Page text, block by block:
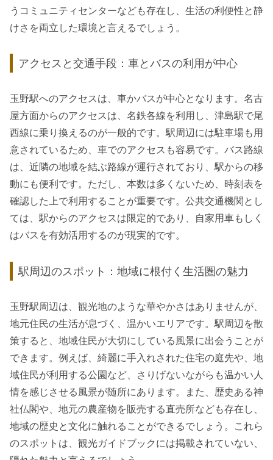
うコミュニティセンターなども存在し、生活の利便性と静
けさを両立した環境と言えるでしょう。
アクセスと交通手段：車とバスの利用が中心
玉野駅へのアクセスは、車かバスが中心となります。名古
屋方面からのアクセスは、名鉄各線を利用し、津島駅で尾
西線に乗り換えるのが一般的です。駅周辺には駐車場も用
意されているため、車でのアクセスも容易です。バス路線
は、近隣の地域を結ぶ路線が運行されており、駅からの移
動にも便利です。ただし、本数は多くないため、時刻表を
確認した上で利用することが重要です。公共交通機関とし
ては、駅からのアクセスは限定的であり、自家用車もしく
はバスを有効活用するのが現実的です。
駅周辺のスポット：地域に根付く生活圏の魅力
玉野駅周辺は、観光地のような華やかさはありませんが、
地元住民の生活が息づく、温かいエリアです。駅周辺を散
策すると、地域住民が大切にしている風景に出会うことが
できます。例えば、綺麗に手入れされた住宅の庭先や、地
域住民が利用する公園など、さりげないながらも温かい人
情を感じさせる風景が随所にあります。また、歴史ある神
社仏閣や、地元の農産物を販売する直売所なども存在し、
地域の歴史と文化に触れることができるでしょう。これら
のスポットは、観光ガイドブックには掲載されていない、